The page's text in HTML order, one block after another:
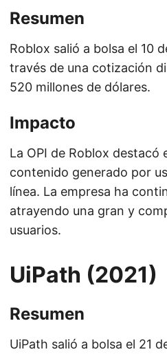
Resumen
Roblox salió a bolsa el 10
través de una cotización
520 millones de dólares.
Impacto
La OPI de Roblox destacó
contenido generado por
línea. La empresa ha
atrayendo una gran y
usuarios.
UiPath (2021)
Resumen
UiPath salió a bolsa el 21